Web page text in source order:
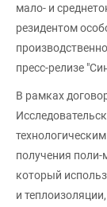
мало- и
резидентом
пресс-релизе
В рамках
получения
который
и